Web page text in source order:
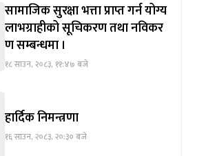
सामाजिक सुरक्षा भत्ता प्राप्त गर्न योग्य
लाभग्राहीको सूचिकरण तथा नविकर
ण सम्बन्धमा ।
१८ साउन, २०८३, ११:४७ बजे
हार्दिक निमन्त्रणा
१६ साउन, २०८३, २०:३० बजे